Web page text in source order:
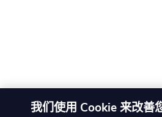
我们使用 Cookie 来改善